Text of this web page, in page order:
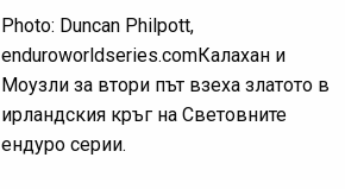
Photo: Duncan Philpott,
enduroworldseries.comКалахан и
Моузли за втори път взеха златото в
ирландския кръг на Световните
ендуро серии.